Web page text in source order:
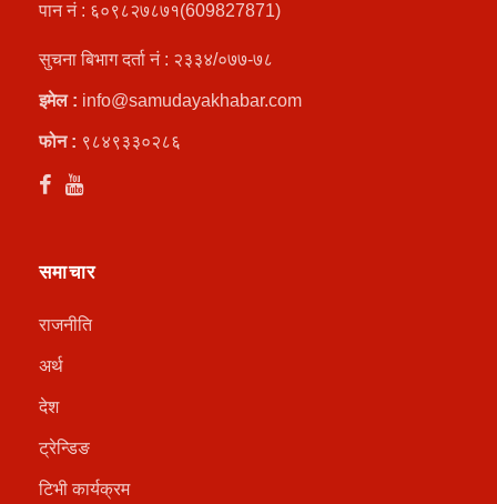
पान नं : ६०९८२७८७१(609827871)
सुचना बिभाग दर्ता नं : २३३४/०७७-७८
इमेल : info@samudayakhabar.com
फोन : ९८४९३३०२८६
समाचार
राजनीति
अर्थ
देश
ट्रेन्डिङ
टिभी कार्यक्रम